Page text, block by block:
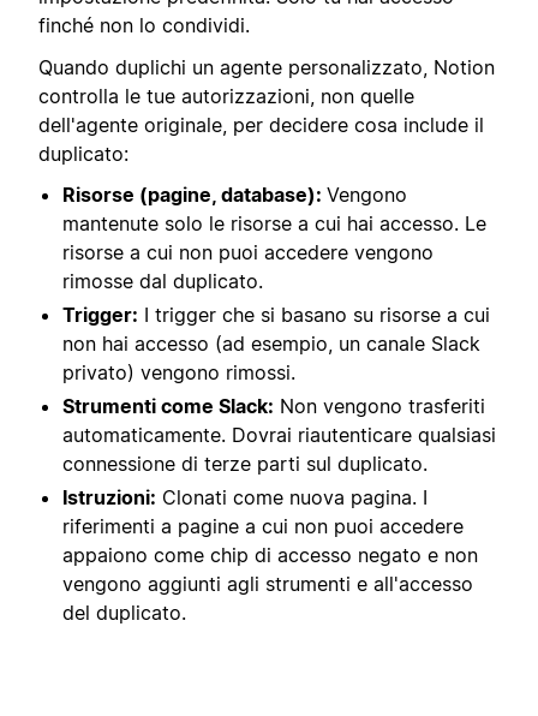
finché non lo condividi.
Quando duplichi un agente personalizzato, Notion
controlla le tue autorizzazioni, non quelle
dell'agente originale, per decidere cosa include il
duplicato:
Risorse (pagine, database): Vengono
mantenute solo le risorse a cui hai accesso. Le
risorse a cui non puoi accedere vengono
rimosse dal duplicato.
Trigger: I trigger che si basano su risorse a cui
non hai accesso (ad esempio, un canale Slack
privato) vengono rimossi.
Strumenti come Slack: Non vengono trasferiti
automaticamente. Dovrai riautenticare qualsiasi
connessione di terze parti sul duplicato.
Istruzioni: Clonati come nuova pagina. I
riferimenti a pagine a cui non puoi accedere
appaiono come chip di accesso negato e non
vengono aggiunti agli strumenti e all'accesso
del duplicato.